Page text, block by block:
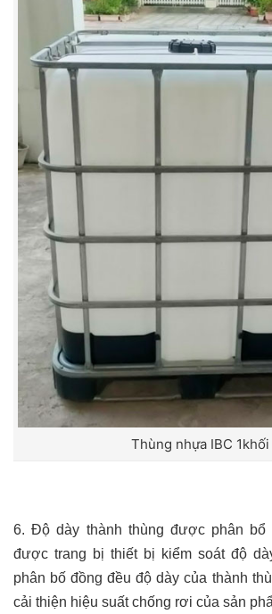
Thùng nhựa IBC 1khối
6. Độ dày thành thùng được phân bổ
được trang bị thiết bị kiểm soát độ
phân bố đồng đều độ dày của thành
cải thiện hiệu suất chống rơi của sản